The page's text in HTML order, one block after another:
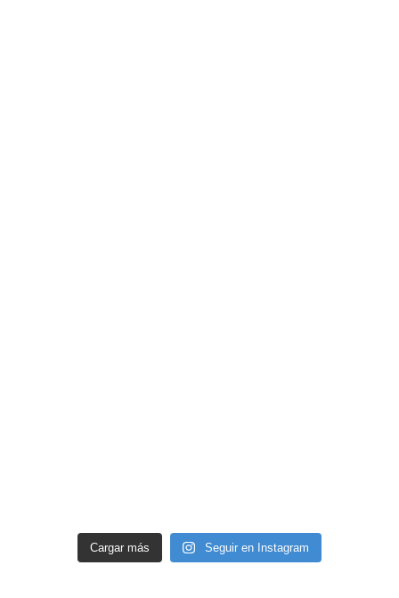
Cargar más Seguir en Instagram